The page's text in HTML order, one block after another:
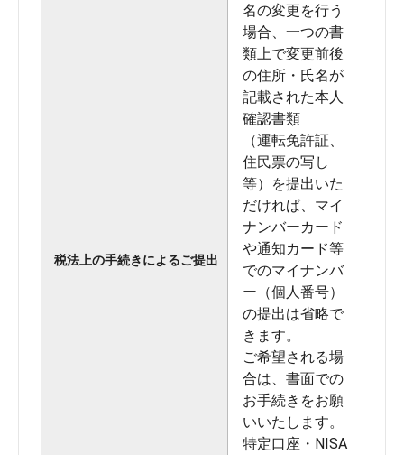
税法上の手続きによるご提出
名の変更を行う
場合、一つの書
類上で変更前後
の住所・氏名が
記載された本人
確認書類
（運転免許証、
住民票の写し
等）を提出いた
だければ、マイ
ナンバーカード
や通知カード等
でのマイナンバ
ー（個人番号）
の提出は省略で
きます。
ご希望される場
合は、書面での
お手続きをお願
いいたします。
特定口座・NISA